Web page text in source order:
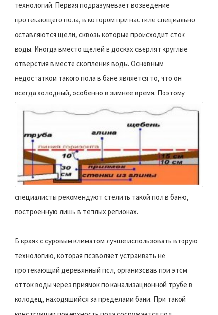
технологий. Первая подразумевает возведение
протекающего пола, в котором при настиле специально
оставляются щели, сквозь которые происходит сток
воды. Иногда вместо щелей в досках сверлят круглые
отверстия в месте скопления воды. Основным
недостатком такого пола в бане является то, что он
всегда холодный, особенно в зимнее время. Поэтому
специалисты рекомендуют стелить такой пол в баню,
построенную лишь в теплых регионах.
В краях с суровым климатом лучше использовать вторую
технологию, которая позволяет устраивать не
протекающий деревянный пол, организовав при этом
отток воды через приямок по канализационной трубе в
колодец, находящийся за пределами бани. При такой